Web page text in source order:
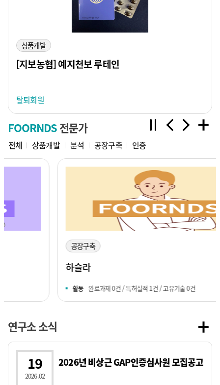
상품개발
[지보농협] 예지천보 루테인
탈퇴회원
FOORNDS전문가
전체
완료과제 0건 / 특허실적 1건 / 고유기술 0건
상품개발 분석 공장구축 인증
연구소 소식
19
2026.02
2026년 비상근 GAP인증심사원 모집공고